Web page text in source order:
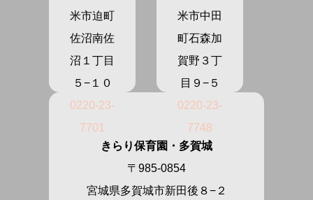
米市迫町
佐沼南佐
沼１丁目
５−１０
0220-23-
7701
米市中田
町石森加
賀野３丁
目９−５
0220-23-
7748
きらり保育園・多賀城
〒985-0854
宮城県多賀城市新田後８−２